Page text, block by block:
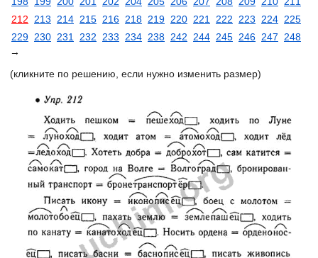
212
213 214 215 216 218 219 220 221 222 223 224 225
229 230 231 232 233 234 238 242 244 245 246 247
248
→
(кликните по решению, если нужно изменить размер)